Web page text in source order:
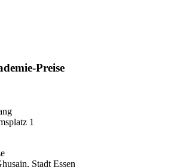
Preise
1
Stadt Essen